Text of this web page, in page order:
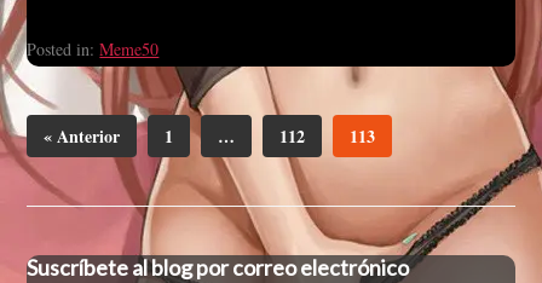
Posted in:Meme50
« Anterior 1 … 112 113
Suscríbete al blog por correo electrónico